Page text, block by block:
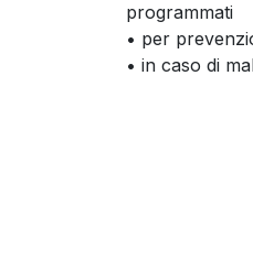
programmati
• per
• in caso di